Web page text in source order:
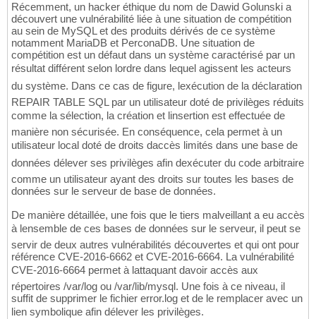
Récemment, un hacker éthique du nom de Dawid Golunski a
découvert une vulnérabilité liée à une situation de compétition
au sein de MySQL et des produits dérivés de ce système
notamment MariaDB et PerconaDB. Une situation de
compétition est un défaut dans un système caractérisé par un
résultat différent selon lordre dans lequel agissent les acteurs
du système. Dans ce cas de figure, lexécution de la déclaration
REPAIR TABLE SQL par un utilisateur doté de privilèges réduits
comme la sélection, la création et linsertion est effectuée de
manière non sécurisée. En conséquence, cela permet à un
utilisateur local doté de droits daccès limités dans une base de
données délever ses privilèges afin dexécuter du code arbitraire
comme un utilisateur ayant des droits sur toutes les bases de
données sur le serveur de base de données.
De manière détaillée, une fois que le tiers malveillant a eu accès
à lensemble de ces bases de données sur le serveur, il peut se
servir de deux autres vulnérabilités découvertes et qui ont pour
référence CVE-2016-6662 et CVE-2016-6664. La vulnérabilité
CVE-2016-6664 permet à lattaquant davoir accès aux
répertoires /var/log ou /var/lib/mysql. Une fois à ce niveau, il
suffit de supprimer le fichier error.log et de le remplacer avec un
lien symbolique afin délever les privilèges.